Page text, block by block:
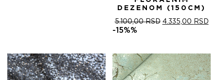
DEZENOM (150CM)
5.100,00RSD ОРИГИНАЛНА
5.100,00 RSD.
4.335,00 RSD
-15%%